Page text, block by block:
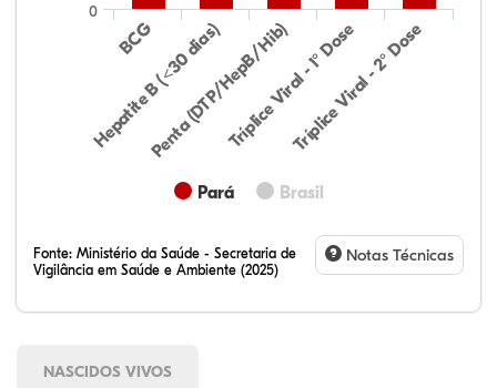
Pará Brasil
BCG
Hepatite B (<30 dias)
Penta (DTP/HepB/Hib)Tríplice Viral - 1° Dose
Tríplice Viral - 2° Dose
0
Fonte: Ministério da Saúde - Secretaria de
Vigilância em Saúde e Ambiente (2025)
Notas Técnicas
NASCIDOS VIVOS